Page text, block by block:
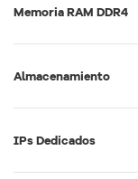
Memoria RAM DDR4
Almacenamiento
IPs Dedicados
30 GB
1 TB SDD
5 IPs